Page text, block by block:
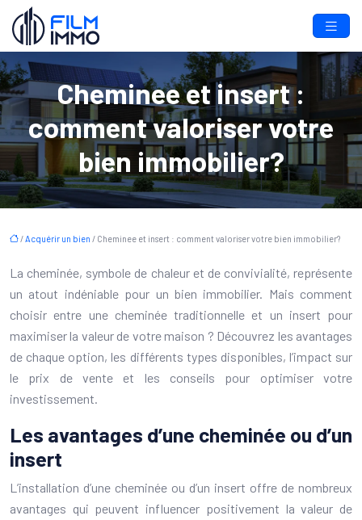
Cheminee et insert :
comment valoriser votre
bien immobilier?
/Acquérir un bien / Cheminee et insert : comment valoriser votre bien immobilier?
La cheminée, symbole de chaleur et de convivialité, représente
un atout indéniable pour un bien immobilier. Mais comment
choisir entre une cheminée traditionnelle et un insert pour
maximiser la valeur de votre maison ? Découvrez les avantages
de chaque option, les différents types disponibles, l’impact sur
le prix de vente et les conseils pour optimiser votre
investissement.
Les avantages d’une cheminée ou d’un
insert
L’installation d’une cheminée ou d’un insert offre de nombreux
avantages qui peuvent influencer positivement la valeur de